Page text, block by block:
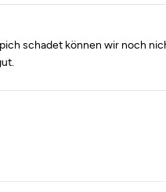
schadet können wir noch